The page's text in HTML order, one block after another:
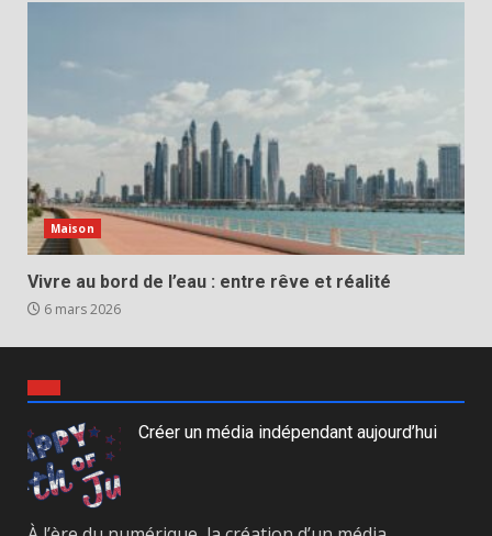
Maison
Vivre au bord de l’eau : entre rêve et réalité
6 mars 2026
Créer un média indépendant aujourd’hui